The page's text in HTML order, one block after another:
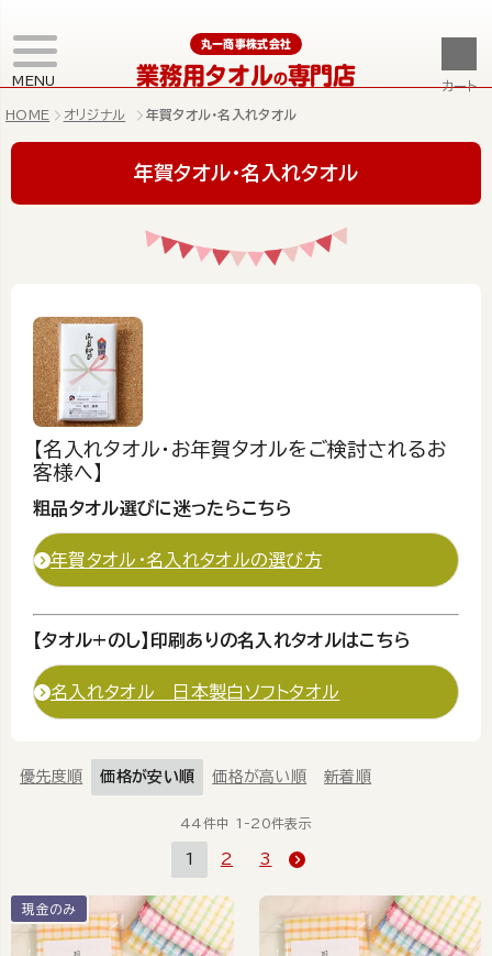
MENU
丸一商事株式会社
業務用タオルの専門店 カート
HOME オリジナル 年賀タオル・名入れタオル
年賀タオル・名入れタオル
【名入れタオル・お年賀タオルをご検討されるお
客様へ】
粗品タオル選びに迷ったらこちら
年賀タオル・名入れタオルの選び方
【タオル+のし】印刷ありの名入れタオルはこちら
名入れタオル 日本製白ソフトタオル
優先度順 価格が安い順 価格が高い順 新着順
44件中 1 -20件表示
1 2 3
現金のみ